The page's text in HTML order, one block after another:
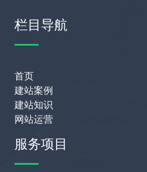
栏目导航
首页
建站案例
建站知识
网站运营
服务项目